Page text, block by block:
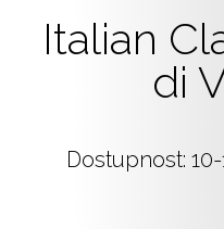
Italian
di
Dostupnost: